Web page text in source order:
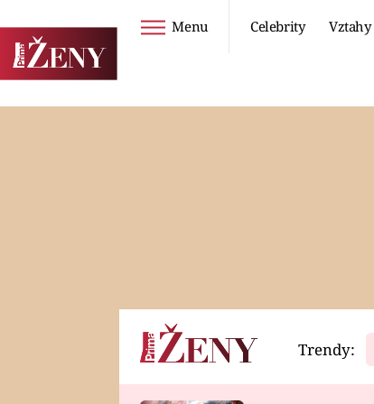
Menu Celebrity Vztahy
Horoskopy Video
Trendy: